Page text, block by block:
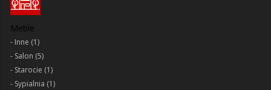
Meble
Inne (1)
Salon (5)
Starocie (1)
Sypialnia (1)